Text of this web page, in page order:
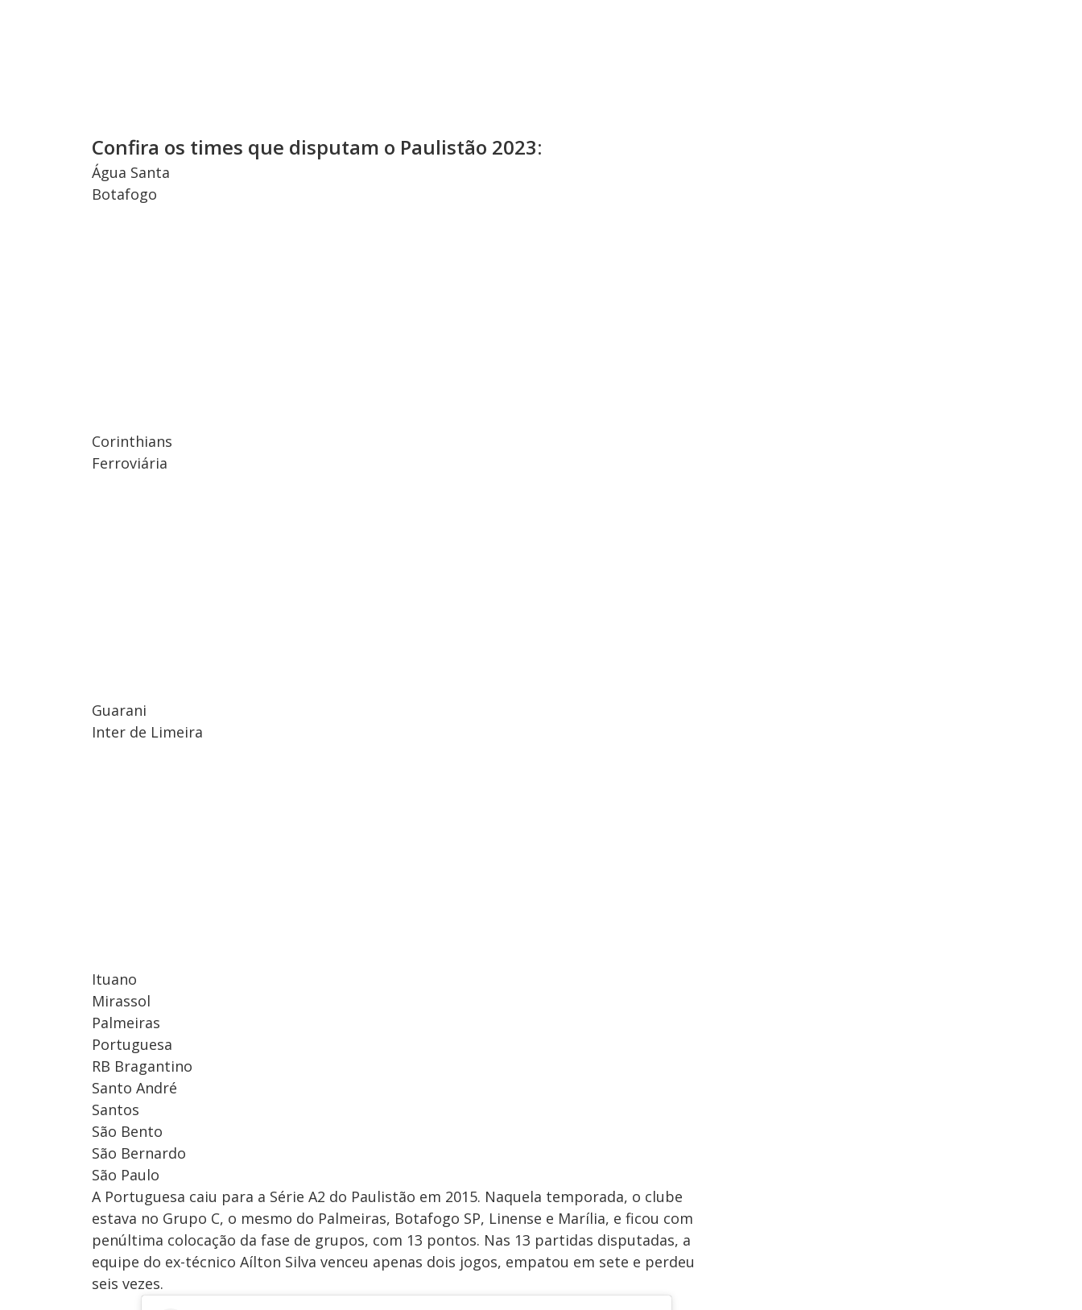
Confira os times que disputam o Paulistão 2023:
Água Santa
Botafogo
Corinthians
Ferroviária
Guarani
Inter de Limeira
Ituano
Mirassol
Palmeiras
Portuguesa
RB Bragantino
Santo André
Santos
São Bento
São Bernardo
São Paulo
A Portuguesa caiu para a Série A2 do Paulistão em 2015. Naquela temporada, o clube
estava no Grupo C, o mesmo do Palmeiras, Botafogo SP, Linense e Marília, e ficou com
penúltima colocação da fase de grupos, com 13 pontos. Nas 13 partidas disputadas, a
equipe do ex-técnico Aílton Silva venceu apenas dois jogos, empatou em sete e perdeu
seis vezes.